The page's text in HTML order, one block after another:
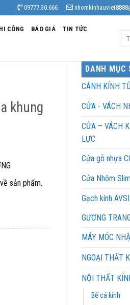
09777.30.666
CÔNG BÁO GIÁ TIN TỨC
DANH MỤC
CÁNH KÍNH TỦ
CỬA - VÁCH
CỬA – VÁCH
LỰC
Cửa gỗ nhựa
Cửa Nhôm Slim
Gạch kính
GƯƠNG
MÁY MÓC
NGOẠI THẤT
NỘI THẤT
Bể cá kính
khung
sản phẩm.